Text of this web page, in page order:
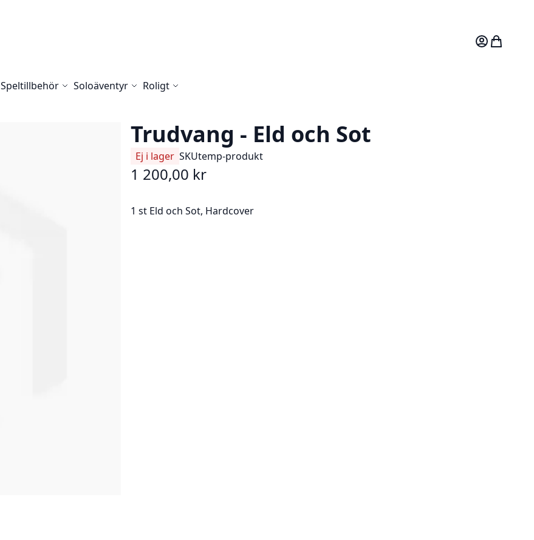
Mitt konto
Speltillbehör Soloäventyr Roligt
Trudvang - Eld och Sot
Ej i lager SKUtemp-produkt
1 200,00 kr
1 st Eld och Sot, Hardcover